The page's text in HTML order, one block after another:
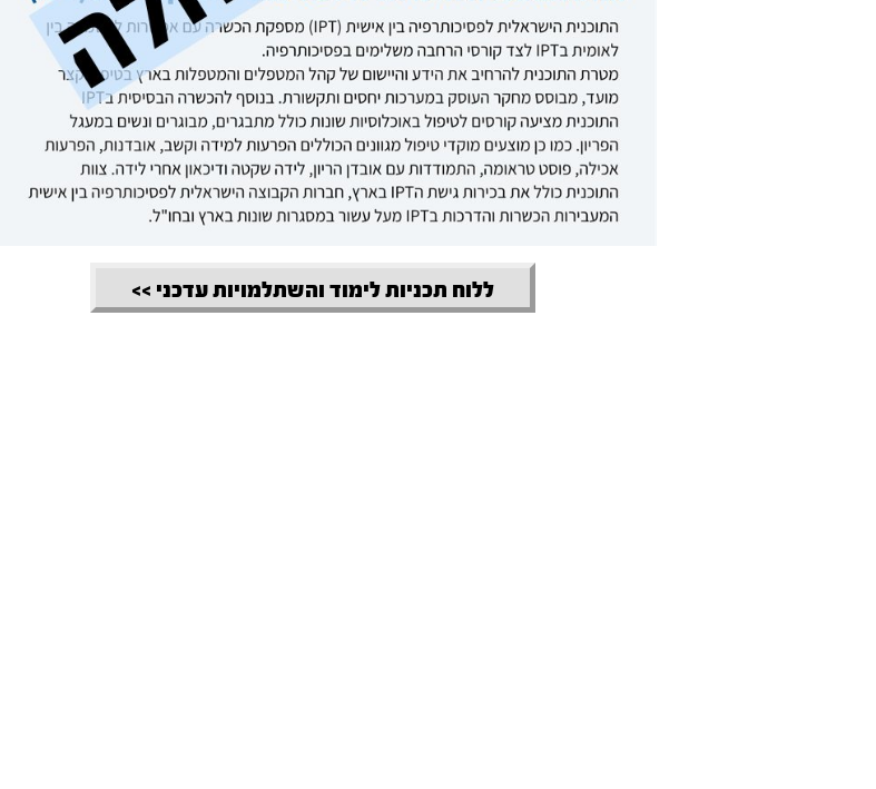
ללוח תכניות לימוד והשתלמויות עדכני >>